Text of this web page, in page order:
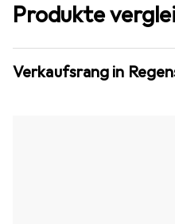
Produkte
Verkaufsrang in